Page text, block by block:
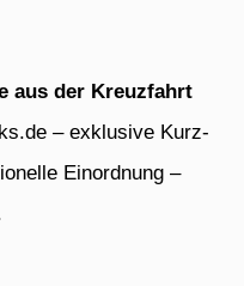
aus der Kreuzfahrt
– exklusive Kurz-
Einordnung –